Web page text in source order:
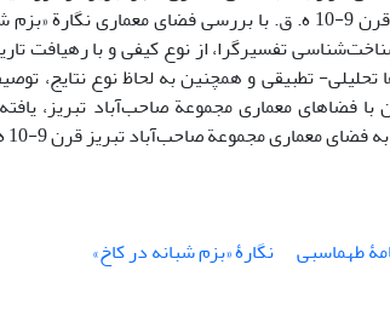
رسیدن به درک فضای معماری تبریز در قرن 9-10 ه. ق. با
تفسیرگرا، از نوع کیفی و با رهیافت
تطبیقی و همچنین به لحاظ نوع نتایج،
با فضاهای معماری مجموعة صاحب‌آباد تبریز،
مجموعة صاحب‌آباد تبریز قرن 9-10 ه. ق. اشاره دارد.
طهماسبی
نگارۀ «بزم شبانه در کاخ»